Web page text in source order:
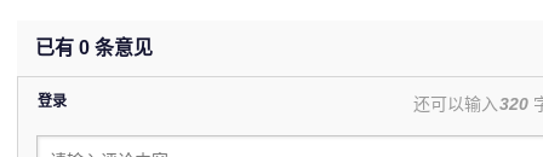
已有 0 条意见
登录 还可以输入320